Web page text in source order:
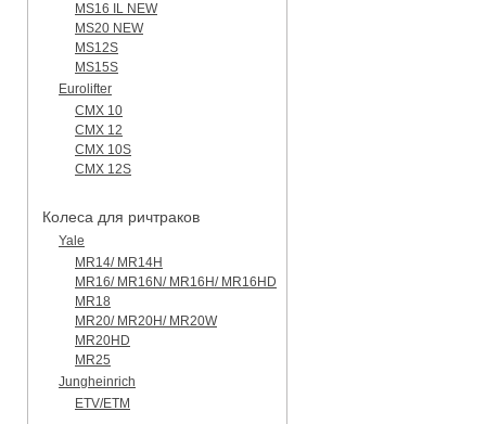
MS16 IL NEW
MS20 NEW
MS12S
MS15S
Eurolifter
CMX 10
CMX 12
CMX 10S
CMX 12S
Колеса для ричтраков
Yale
MR14/ MR14H
MR16/ MR16N/ MR16H/ MR16HD
MR18
MR20/ MR20H/ MR20W
MR20HD
MR25
Jungheinrich
ETV/ETM